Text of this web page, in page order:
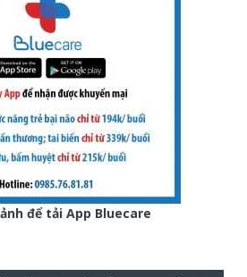
để tải App Bluecare